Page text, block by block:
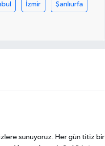
İzmir Şanlıurfa
sunuyoruz. Her gün titiz bir